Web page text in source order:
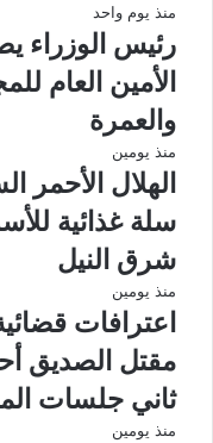
منذ يوم واحد
رئيس الوزراء
الأمين العام
والعمرة
منذ يومين
سلة غذائية
شرق النيل
منذ يومين
اعترافات
مقتل الصديق
ثاني جلسات
منذ يومين